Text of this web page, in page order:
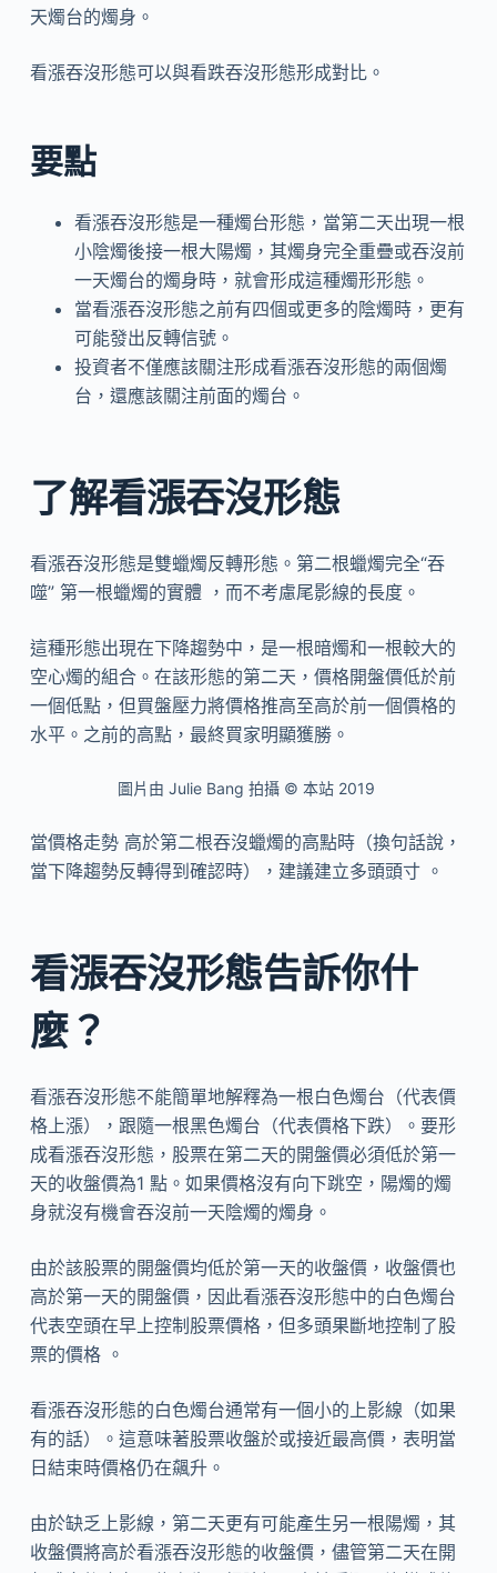
天燭台的燭身。
看漲吞沒形態可以與看跌吞沒形態形成對比。
要點
看漲吞沒形態是一種燭台形態，當第二天出現一根
小陰燭後接一根大陽燭，其燭身完全重疊或吞沒前
一天燭台的燭身時，就會形成這種燭形形態。
當看漲吞沒形態之前有四個或更多的陰燭時，更有
可能發出反轉信號。
投資者不僅應該關注形成看漲吞沒形態的兩個燭
台，還應該關注前面的燭台。
了解看漲吞沒形態
看漲吞沒形態是雙蠟燭反轉形態。第二根蠟燭完全“吞
噬” 第一根蠟燭的實體 ，而不考慮尾影線的長度。
這種形態出現在下降趨勢中，是一根暗燭和一根較大的
空心燭的組合。在該形態的第二天，價格開盤價低於前
一個低點，但買盤壓力將價格推高至高於前一個價格的
水平。之前的高點，最終買家明顯獲勝。
圖片由 Julie Bang 拍攝 © 本站 2019
當價格走勢 高於第二根吞沒蠟燭的高點時（換句話說，
當下降趨勢反轉得到確認時），建議建立多頭頭寸 。
看漲吞沒形態告訴你什
麼？
看漲吞沒形態不能簡單地解釋為一根白色燭台（代表價
格上漲），跟隨一根黑色燭台（代表價格下跌）。要形
成看漲吞沒形態，股票在第二天的開盤價必須低於第一
天的收盤價為1 點。如果價格沒有向下跳空，陽燭的燭
身就沒有機會吞沒前一天陰燭的燭身。
由於該股票的開盤價均低於第一天的收盤價，收盤價也
高於第一天的開盤價，因此看漲吞沒形態中的白色燭台
代表空頭在早上控制股票價格，但多頭果斷地控制了股
票的價格 。
看漲吞沒形態的白色燭台通常有一個小的上影線（如果
有的話）。這意味著股票收盤於或接近最高價，表明當
日結束時價格仍在飆升。
由於缺乏上影線，第二天更有可能產生另一根陽燭，其
收盤價將高於看漲吞沒形態的收盤價，儘管第二天在開